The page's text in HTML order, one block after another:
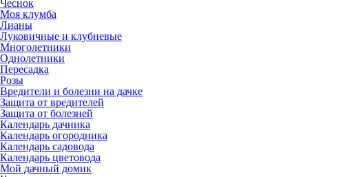
Чеснок
Моя клумба
Лианы
Луковичные и клубневые
Многолетники
Однолетники
Пересадка
Розы
Вредители и болезни на дачке
Защита от вредителей
Защита от болезней
Календарь дачника
Календарь огородника
Календарь садовода
Календарь цветовода
Мой дачный домик